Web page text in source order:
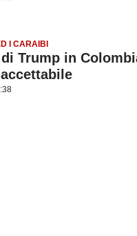
I CARAIBI
di Trump in